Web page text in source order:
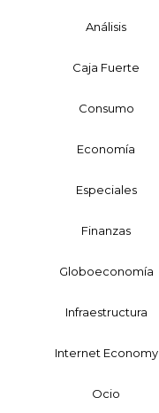
Análisis
Caja Fuerte
Consumo
Economía
Especiales
Finanzas
Globoeconomía
Infraestructura
Internet Economy
Ocio